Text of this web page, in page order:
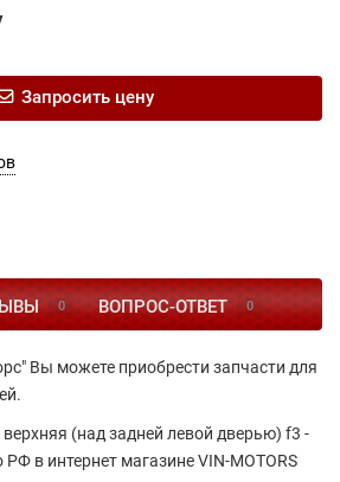
Запросить цену
0 ВОПРОС-ОТВЕТ 0
Вы можете приобрести запчасти для
(над задней левой дверью) f3 -
в интернет магазине VIN-MOTORS